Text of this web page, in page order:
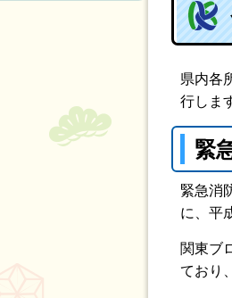
県内各
行しま
緊
緊急消
に、平
関東ブ
ており